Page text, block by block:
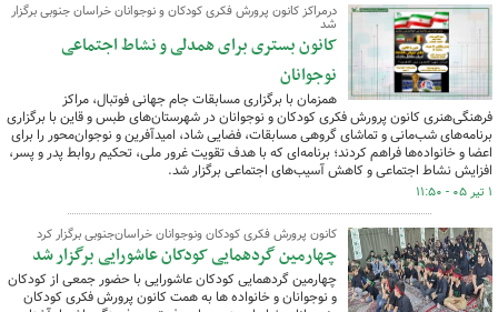
درمراکز کانون پرورش فکری کودکان و نوجوانان خراسان جنوبی برگزار
شد
کانون بستری برای همدلی و نشاط اجتماعی
نوجوانان
همزمان با برگزاری مسابقات جام جهانی فوتبال، مراکز
فرهنگی‌هنری کانون پرورش فکری کودکان و نوجوانان در شهرستان‌های طبس و قاین با برگزاری
برنامه‌های شب‌مانی و تماشای گروهی مسابقات، فضایی شاد، امیدآفرین و نوجوان‌محور را برای
اعضا و خانواده‌ها فراهم کردند؛ برنامه‌ای که با هدف تقویت غرور ملی، تحکیم روابط پدر و پسر،
افزایش نشاط اجتماعی و کاهش آسیب‌های اجتماعی برگزار شد.
۱ تیر ۰۵ - ۱۱:۵۰
کانون پرورش فکری کودکان ونوجوانان خراسان‌جنوبی برگزار کرد
چهارمین گردهمایی کودکان عاشورایی برگزار شد
چهارمین گردهمایی کودکان عاشورایی با حضور جمعی از کودکان
و نوجوانان و خانواده ها به همت کانون پرورش فکری کودکان